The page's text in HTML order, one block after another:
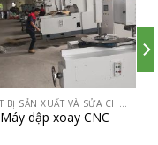
Máy dập xoay CNC